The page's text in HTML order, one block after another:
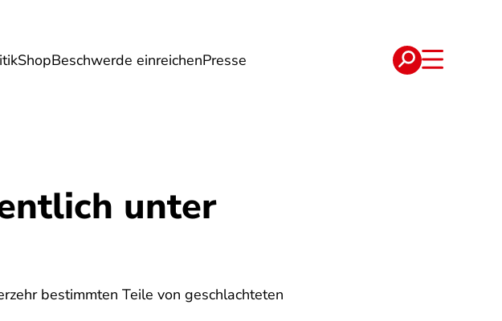
ShopBeschwerde einreichenPresse
Energie Reise Verträge
unter
bestimmten Teile von geschlachteten